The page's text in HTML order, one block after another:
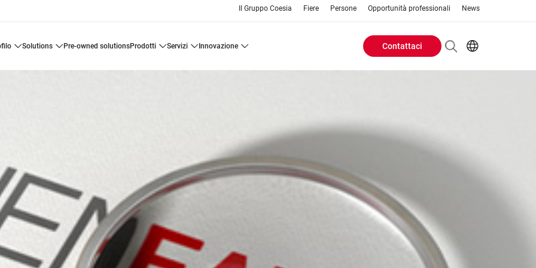
Il Gruppo Coesia Fiere Persone Opportunità professionali News
solutions pre-owned solutions prodotti servizi innovazione
Header
menu
Contattaci